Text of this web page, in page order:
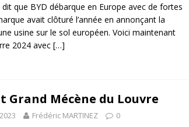
que BYD débarque en Europe avec de fortes
avait clôturé l’année en annonçant la
usine sur le sol européen. Voici maintenant
2024 avec […]
Grand Mécène du Louvre
Frédéric MARTINEZ 0